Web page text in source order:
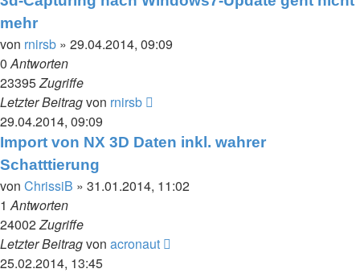
mehr
von rnirsb » 29.04.2014, 09:09
0Antworten
23395Zugriffe
Letzter Beitragvon rnirsb
29.04.2014, 09:09
Import von NX 3D Daten inkl. wahrer
Schatttierung
von ChrissiB » 31.01.2014, 11:02
1Antworten
24002Zugriffe
Letzter Beitragvon acronaut
25.02.2014, 13:45